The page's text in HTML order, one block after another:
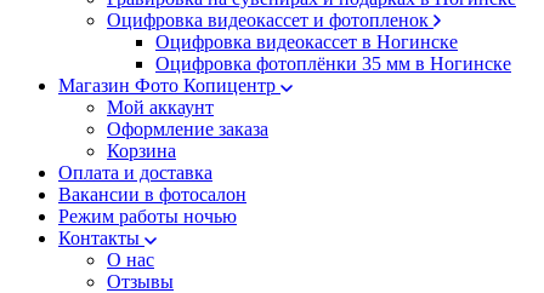
Оцифровка видеокассет и фотопленок
Оцифровка видеокассет в Ногинске
Оцифровка фотоплёнки 35 мм в Ногинске
Магазин Фото Копицентр
Мой аккаунт
Оформление заказа
Корзина
Оплата и доставка
Вакансии в фотосалон
Режим работы ночью
Контакты
О нас
Отзывы